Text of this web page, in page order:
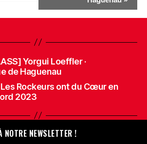
Yorgui Loeffler ·
de Haguenau
Les Rockeurs ont du Cœur en
2023
NOTRE NEWSLETTER !